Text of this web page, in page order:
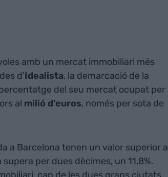
amb un mercat immobiliari més
d'Idealista, la demarcació de la
del seu mercat ocupat per
al milió d'euros, només per sota de
a Barcelona tenen un valor superior a
per dues dècimes, un 11,8%.
cap de les dues grans ciutats